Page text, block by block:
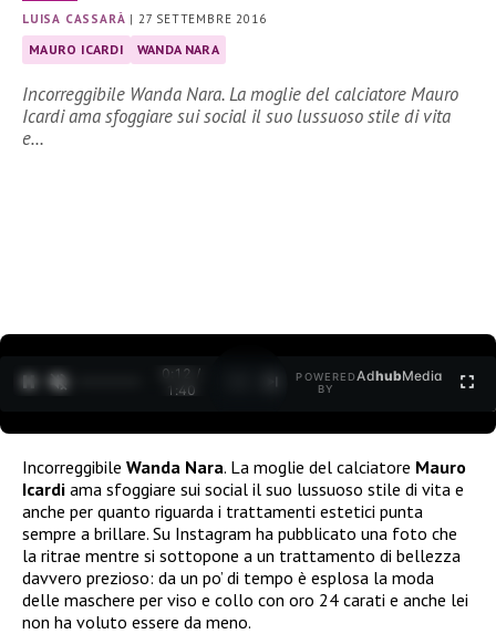
LUISA CASSARÀ | 27 SETTEMBRE 2016
MAURO ICARDI WANDA NARA
Incorreggibile Wanda Nara. La moglie del calciatore Mauro
Icardi ama sfoggiare sui social il suo lussuoso stile di vita
e…
0:12 /
1:40
POWERED
BY
AdhubMedia
Incorreggibile Wanda Nara. La moglie del calciatore Mauro
Icardi ama sfoggiare sui social il suo lussuoso stile di vita e
anche per quanto riguarda i trattamenti estetici punta
sempre a brillare. Su Instagram ha pubblicato una foto che
la ritrae mentre si sottopone a un trattamento di bellezza
davvero prezioso: da un po’ di tempo è esplosa la moda
delle maschere per viso e collo con oro 24 carati e anche lei
non ha voluto essere da meno.